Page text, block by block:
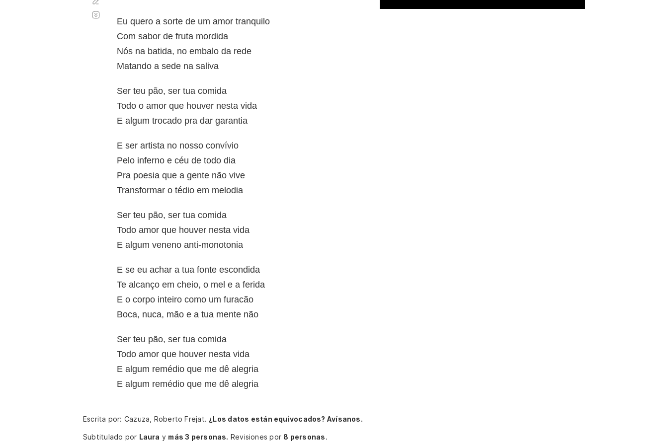
Eu quero a sorte de um amor tranquilo
Com sabor de fruta mordida
Nós na batida, no embalo da rede
Matando a sede na saliva
Ser teu pão, ser tua comida
Todo o amor que houver nesta vida
E algum trocado pra dar garantia
E ser artista no nosso convívio
Pelo inferno e céu de todo dia
Pra poesia que a gente não vive
Transformar o tédio em melodia
Ser teu pão, ser tua comida
Todo amor que houver nesta vida
E algum veneno anti-monotonia
E se eu achar a tua fonte escondida
Te alcanço em cheio, o mel e a ferida
E o corpo inteiro como um furacão
Boca, nuca, mão e a tua mente não
Ser teu pão, ser tua comida
Todo amor que houver nesta vida
E algum remédio que me dê alegria
E algum remédio que me dê alegria
automático
Escrita por: Cazuza, Roberto Frejat. ¿Los datos están equivocados? Avísanos.
Subtitulado por Laura y más 3 personas. Revisiones por 8 personas.